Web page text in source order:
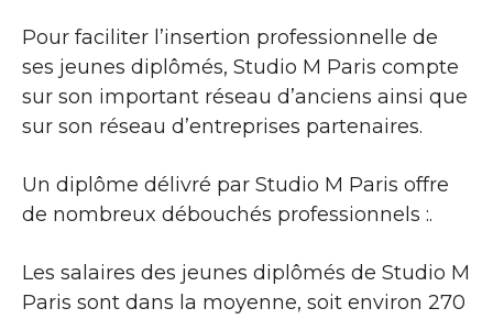
Pour faciliter l’insertion professionnelle de
ses jeunes diplômés, Studio M Paris compte
sur son important réseau d’anciens ainsi que
sur son réseau d’entreprises partenaires.
Un diplôme délivré par Studio M Paris offre
de nombreux débouchés professionnels :.
Les salaires des jeunes diplômés de Studio M
Paris sont dans la moyenne, soit environ 270